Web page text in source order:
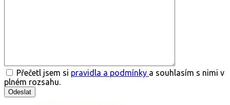
Přečetl jsem si pravidla a podmínky a souhlasím s nimi v
plném rozsahu.